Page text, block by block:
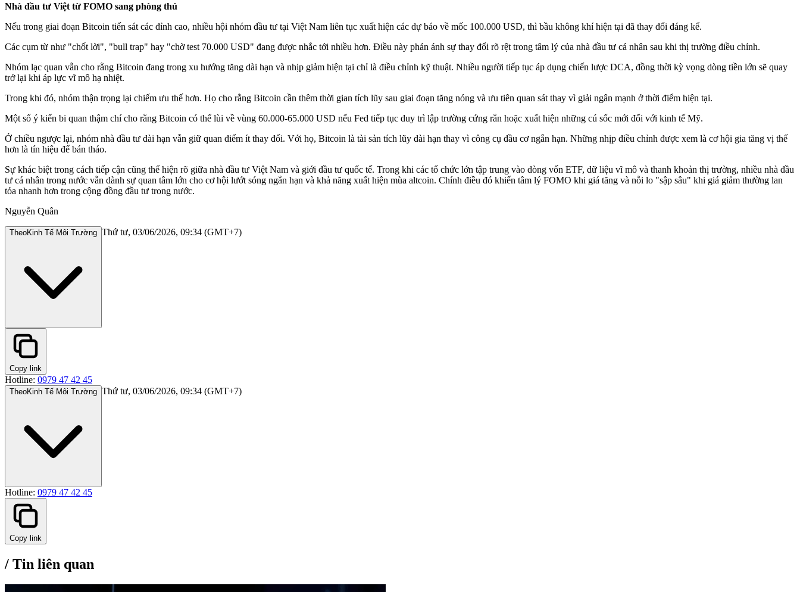
Nhà đầu tư Việt từ FOMO sang phòng thủ
Nếu trong giai đoạn Bitcoin tiến sát các đỉnh cao, nhiều hội nhóm đầu tư tại Việt Nam liên tục xuất hiện các dự báo về mốc 100.000 USD, thì bầu không khí hiện tại đã thay đổi đáng kể.
Các cụm từ như "chốt lời", "bull trap" hay "chờ test 70.000 USD" đang được nhắc tới nhiều hơn. Điều này phản ánh sự thay đổi rõ rệt trong tâm lý của nhà đầu tư cá nhân sau khi thị trường điều chỉnh.
Nhóm lạc quan vẫn cho rằng Bitcoin đang trong xu hướng tăng dài hạn và nhịp giảm hiện tại chỉ là điều chỉnh kỹ thuật. Nhiều người tiếp tục áp dụng chiến lược DCA, đồng thời kỳ vọng dòng tiền lớn sẽ quay
trở lại khi áp lực vĩ mô hạ nhiệt.
Trong khi đó, nhóm thận trọng lại chiếm ưu thế hơn. Họ cho rằng Bitcoin cần thêm thời gian tích lũy sau giai đoạn tăng nóng và ưu tiên quan sát thay vì giải ngân mạnh ở thời điểm hiện tại.
Một số ý kiến bi quan thậm chí cho rằng Bitcoin có thể lùi về vùng 60.000-65.000 USD nếu Fed tiếp tục duy trì lập trường cứng rắn hoặc xuất hiện những cú sốc mới đối với kinh tế Mỹ.
Ở chiều ngược lại, nhóm nhà đầu tư dài hạn vẫn giữ quan điểm ít thay đổi. Với họ, Bitcoin là tài sản tích lũy dài hạn thay vì công cụ đầu cơ ngắn hạn. Những nhịp điều chỉnh được xem là cơ hội gia tăng vị thế
hơn là tín hiệu để bán tháo.
Sự khác biệt trong cách tiếp cận cũng thể hiện rõ giữa nhà đầu tư Việt Nam và giới đầu tư quốc tế. Trong khi các tổ chức lớn tập trung vào dòng vốn ETF, dữ liệu vĩ mô và thanh khoản thị trường, nhiều nhà đầu
tư cá nhân trong nước vẫn dành sự quan tâm lớn cho cơ hội lướt sóng ngắn hạn và khả năng xuất hiện mùa altcoin. Chính điều đó khiến tâm lý FOMO khi giá tăng và nỗi lo "sập sâu" khi giá giảm thường lan
tỏa nhanh hơn trong cộng đồng đầu tư trong nước.
Nguyễn Quân
TheoKinh Tế Môi Trường Thứ tư, 03/06/2026, 09:34 (GMT+7)
Copy link
Hotline: 0979 47 42 45
TheoKinh Tế Môi Trường Thứ tư, 03/06/2026, 09:34 (GMT+7)
Hotline: 0979 47 42 45
Copy link
/ Tin liên quan